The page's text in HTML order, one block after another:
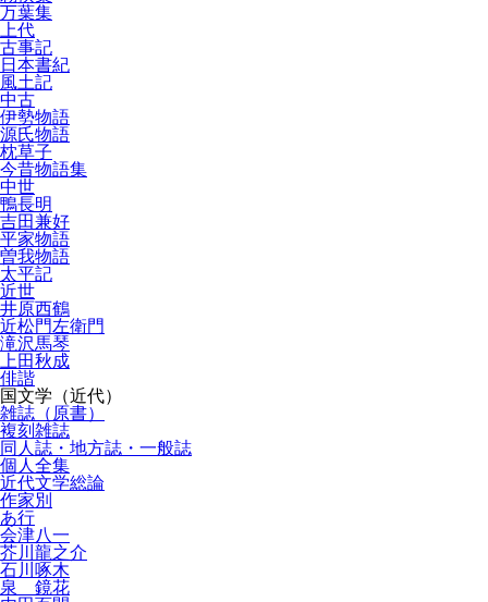
万葉集
上代
古事記
日本書紀
風土記
中古
伊勢物語
源氏物語
枕草子
今昔物語集
中世
鴨長明
吉田兼好
平家物語
曽我物語
太平記
近世
井原西鶴
近松門左衛門
滝沢馬琴
上田秋成
俳諧
国文学（近代）
雑誌（原書）
複刻雑誌
同人誌・地方誌・一般誌
個人全集
近代文学総論
作家別
あ行
会津八一
芥川龍之介
石川啄木
泉 鏡花